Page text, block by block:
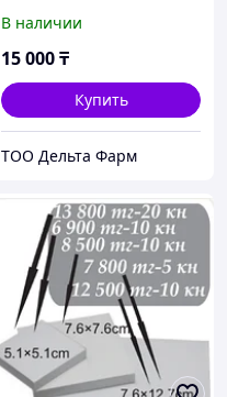
В наличии
15 000₸
Купить
ТОО Дельта Фарм